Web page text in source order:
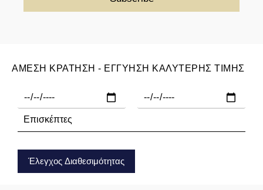
ΑΜΕΣΗ ΚΡΑΤΗΣΗ - ΕΓΓΥΗΣΗ ΚΑΛΥΤΕΡΗΣ ΤΙΜΗΣ
Έλεγχος Διαθεσιμότητας